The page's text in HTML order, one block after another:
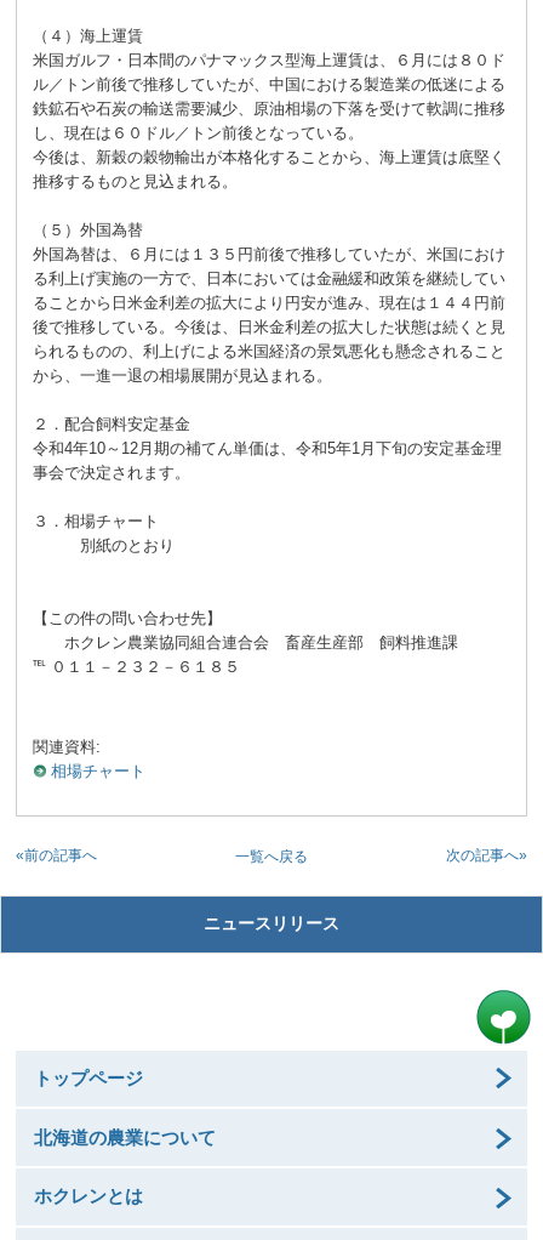
（４）海上運賃
米国ガルフ・日本間のパナマックス型海上運賃は、６月には８０ド
ル／トン前後で推移していたが、中国における製造業の低迷による
鉄鉱石や石炭の輸送需要減少、原油相場の下落を受けて軟調に推移
し、現在は６０ドル／トン前後となっている。
今後は、新穀の穀物輸出が本格化することから、海上運賃は底堅く
推移するものと見込まれる。
（５）外国為替
外国為替は、６月には１３５円前後で推移していたが、米国におけ
る利上げ実施の一方で、日本においては金融緩和政策を継続してい
ることから日米金利差の拡大により円安が進み、現在は１４４円前
後で推移している。今後は、日米金利差の拡大した状態は続くと見
られるものの、利上げによる米国経済の景気悪化も懸念されること
から、一進一退の相場展開が見込まれる。
２．配合飼料安定基金
令和4年10～12月期の補てん単価は、令和5年1月下旬の安定基金理
事会で決定されます。
３．相場チャート
別紙のとおり
【この件の問い合わせ先】
ホクレン農業協同組合連合会 畜産生産部 飼料推進課
℡ ０１１－２３２－６１８５
関連資料:
相場チャート
一覧へ戻る
«前の記事へ 次の記事へ»
ニュースリリース
トップページ
北海道の農業について
ホクレンとは